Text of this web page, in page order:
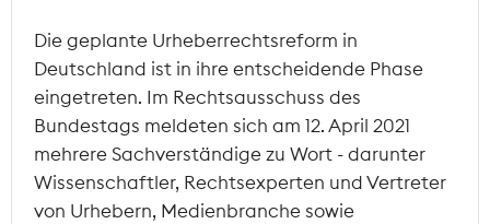
Die geplante Urheberrechtsreform in
Deutschland ist in ihre entscheidende Phase
eingetreten. Im Rechtsausschuss des
Bundestags meldeten sich am 12. April 2021
mehrere Sachverständige zu Wort - darunter
Wissenschaftler, Rechtsexperten und Vertreter
von Urhebern, Medienbranche sowie